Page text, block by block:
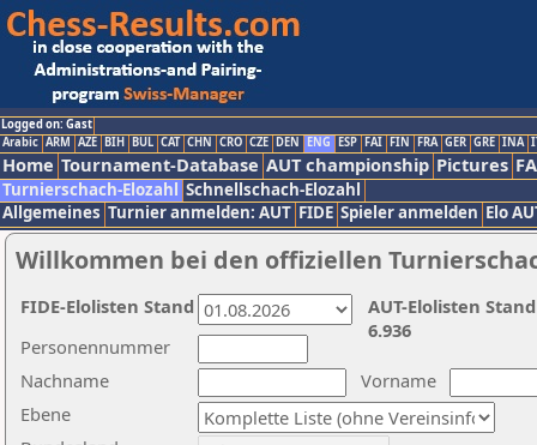
Logged on: Gast
Arabic ARM AZE BIH BUL CAT CHN CRO CZE DEN ENG ESP FAI FIN FRA GER GRE INA
Home Tournament-Database AUT championship Pictures
Turnierschach-Elozahl Schnellschach-Elozahl
Allgemeines Turnier anmelden: AUT FIDE Spieler anmelden Elo
Willkommen bei den offiziellen
Nachname
Vorname
Ebene
Personennummer
AUT-Elolisten
6.936
FIDE-Elolisten Stand